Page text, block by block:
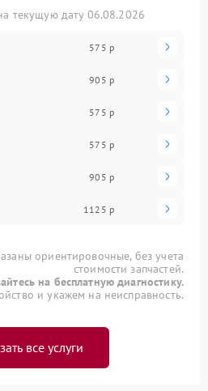
текущую дату 06.08.2026
575 р
905 р
575 р
575 р
905 р
1125 р
ориентировочные, без учета
стоимости запчастей.
на бесплатную диагностику.
и укажем на неисправность.
все услуги